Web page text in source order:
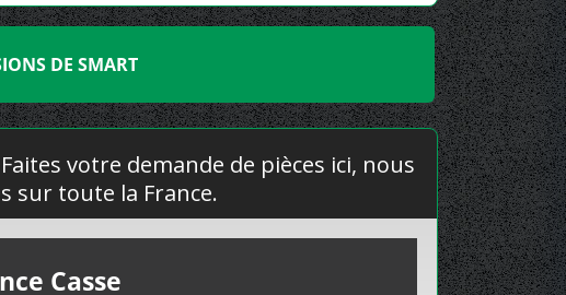
DE SMART
votre demande de pièces ici, nous
sur toute la France.
Casse